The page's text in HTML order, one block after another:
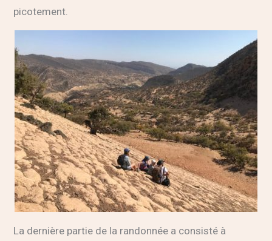
picotement.
La dernière partie de la randonnée a consisté à